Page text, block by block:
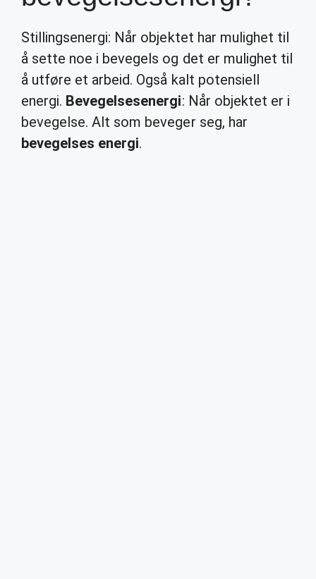
Stillingsenergi: Når objektet har mulighet til
å sette noe i bevegels og det er mulighet til
å utføre et arbeid. Også kalt potensiell
energi. Bevegelsesenergi: Når objektet er i
bevegelse. Alt som beveger seg, har
bevegelses energi.